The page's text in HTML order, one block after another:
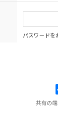
パスワードを
共有の